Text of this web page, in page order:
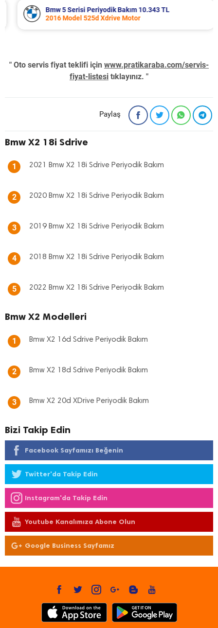
Bmw 5 Serisi Periyodik Bakım 10.343 TL
2016 Model 525d Xdrive Motor
" Oto servis fiyat teklifi için www.pratikaraba.com/servis-
fiyat-listesi tıklayınız. "
Paylaş
Bmw X2 18i Sdrive
1 2021 Bmw X2 18i Sdrive Periyodik Bakım
2 2020 Bmw X2 18i Sdrive Periyodik Bakım
3 2019 Bmw X2 18i Sdrive Periyodik Bakım
4 2018 Bmw X2 18i Sdrive Periyodik Bakım
5 2022 Bmw X2 18i Sdrive Periyodik Bakım
Bmw X2 Modelleri
1 Bmw X2 16d Sdrive Periyodik Bakım
2 Bmw X2 18d Sdrive Periyodik Bakım
3 Bmw X2 20d XDrive Periyodik Bakım
Bizi Takip Edin
Facebook Sayfamızı Beğenin
Twitter'da Takip Edin
Instagram'da Takip Edin
Youtube Kanalımıza Abone Olun
Google Business Sayfamız